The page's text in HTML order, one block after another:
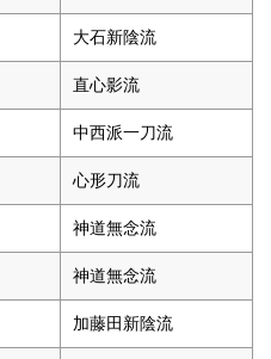
大石新陰流
直心影流
中西派一刀流
心形刀流
神道無念流
神道無念流
加藤田新陰流